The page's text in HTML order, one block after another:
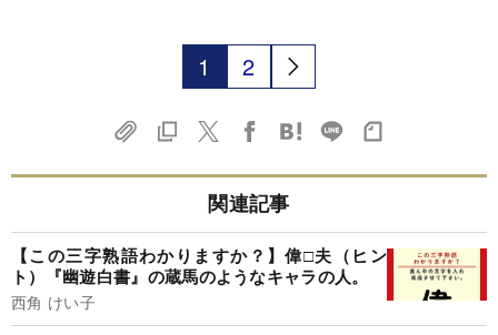
1 2
関連記事
【この三字熟語わかりますか？】偉□夫（ヒン
ト）『幽遊白書』の蔵馬のようなキャラの人。
西角 けい子